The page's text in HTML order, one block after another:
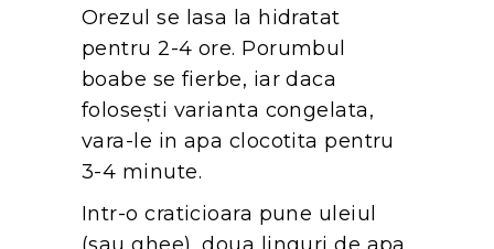
Orezul se lasa la hidratat
pentru 2-4 ore. Porumbul
boabe se fierbe, iar daca
folosești varianta congelata,
vara-le in apa clocotita pentru
3-4 minute.
Intr-o craticioara pune uleiul